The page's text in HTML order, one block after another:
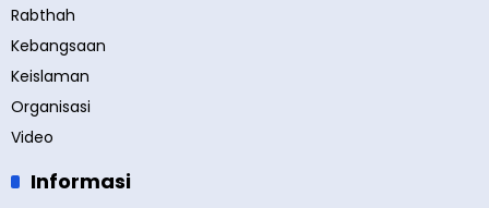
Rabthah
Kebangsaan
Keislaman
Organisasi
Video
Informasi